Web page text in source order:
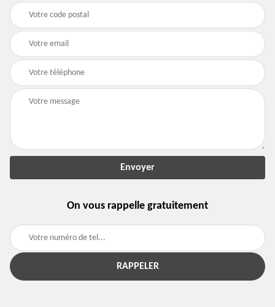
On vous rappelle gratuitement